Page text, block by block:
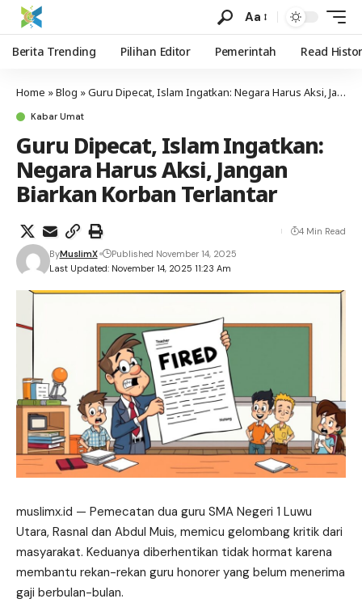
Aa
Berita Trending Pilihan Editor Pemerintah Read
Home »Blog »Guru Dipecat, Islam Ingatkan: Negara Harus Aksi, Jangan Biarkan Korban Terlantar
Kabar Umat
Guru Dipecat, Islam Ingatkan:
Negara Harus Aksi, Jangan
Biarkan Korban Terlantar
Last Updated: November 14, 2025 11:23 Am
ByMuslimX Published November 14, 2025
4 Min Read
muslimx.id — Pemecatan dua guru SMA Negeri 1 Luwu
Utara, Rasnal dan Abdul Muis, memicu gelombang kritik dari
masyarakat. Keduanya diberhentikan tidak hormat karena
membantu rekan-rekan guru honorer yang belum menerima
gaji berbulan-bulan.